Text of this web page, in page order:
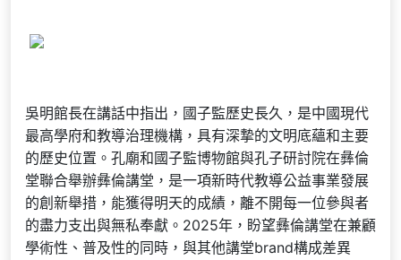
吳明館長在講話中指出，國子監歷史長久，是中國現代
最高學府和教導治理機構，具有深摯的文明底蘊和主要
的歷史位置。孔廟和國子監博物館與孔子研討院在彝倫
堂聯合舉辦彝倫講堂，是一項新時代教導公益事業發展
的創新舉措，能獲得明天的成績，離不開每一位參與者
的盡力支出與無私奉獻。2025年，盼望彝倫講堂在兼顧
學術性、普及性的同時，與其他講堂brand構成差異